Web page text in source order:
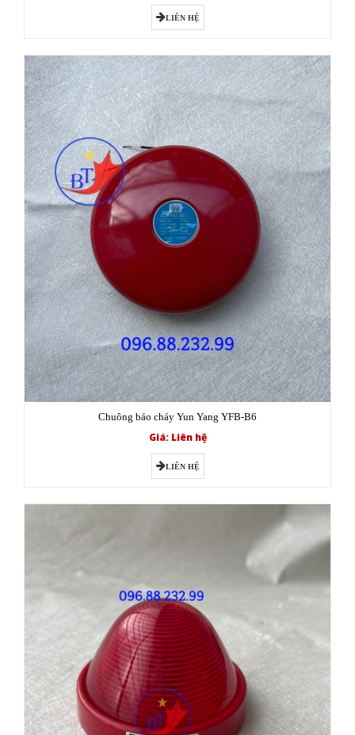
LIÊN HỆ
Chuông báo cháy Yun Yang YFB-B6
Giá: Liên hệ
LIÊN HỆ